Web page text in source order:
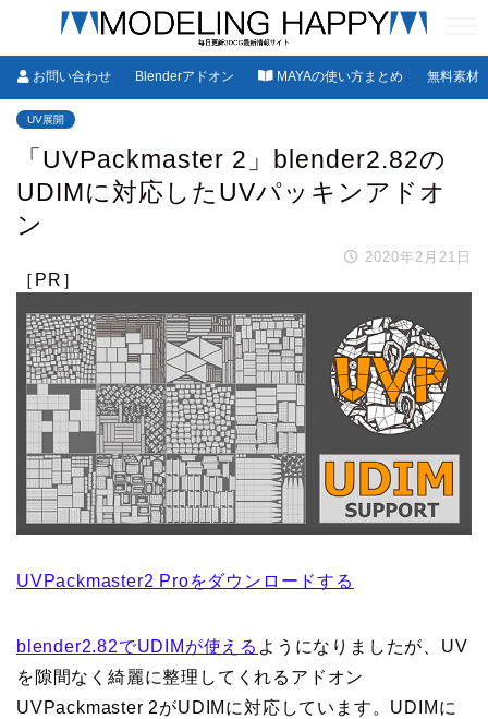
お問い合わせ Blenderアドオン MAYAの使い方まとめ 無料素材
UV展開
「UVPackmaster 2」blender2.82の
UDIMに対応したUVパッキンアドオ
ン
2020年2月21日
［PR］
UVPackmaster2 Proをダウンロードする
blender2.82でUDIMが使える ようになりましたが、UV
を隙間なく綺麗に整理してくれるアドオン
UVPackmaster 2がUDIMに対応しています。UDIMに